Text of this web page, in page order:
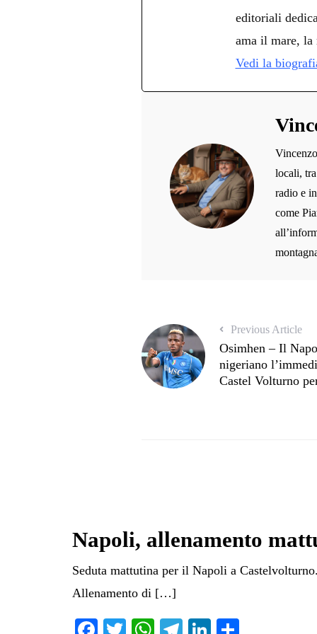
editoriali
ama il mare, la
Vedi la
locali,
radio e
come
Previous Article
Osimhen – Il
nigeriano
Castel Volturno
Napoli, allenamento
Seduta mattutina per il Napoli a
Allenamento di […]